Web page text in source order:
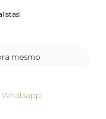
mesmo